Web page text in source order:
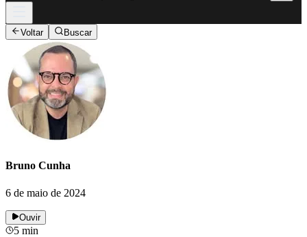
Voltar Buscar
Bruno Cunha
6 de maio de 2024
Ouvir
5 min